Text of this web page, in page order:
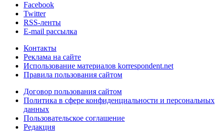
Facebook
Twitter
RSS-ленты
E-mail рассылка
Контакты
Реклама на сайте
Использование материалов korrespondent.net
Правила пользования сайтом
Договор пользования сайтом
Политика в сфере конфиденциальности и персональных
данных
Пользовательское соглашение
Редакция